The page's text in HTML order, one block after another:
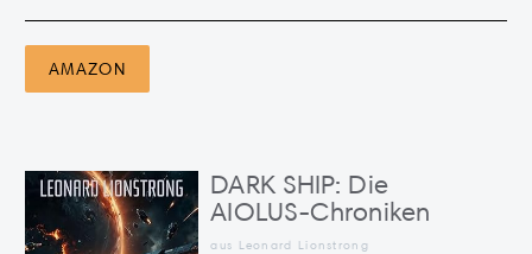
AMAZON
DARK SHIP: Die
AIOLUS-Chroniken
aus Leonard Lionstrong